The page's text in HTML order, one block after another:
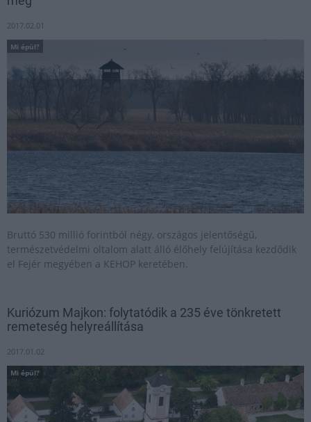
2017.02.01
Mi épül?
Bruttó 530 millió forintból négy, országos jelentőségű,
természetvédelmi oltalom alatt álló élőhely felújítása kezdődik
el Fejér megyében a KEHOP keretében.
Kuriózum Majkon: folytatódik a 235 éve tönkretett
remeteség helyreállítása
2017.01.02
Mi épül?